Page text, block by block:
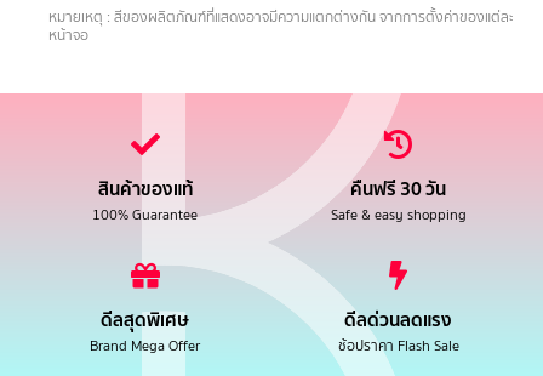
หมายเหตุ : สีของผลิตภัณฑ์ที่แสดงอาจมีความแตกต่างกัน จากการตั้งค่าของแต่ละ
หน้าจอ
สินค้าของแท้
100% Guarantee
คืนฟรี 30 วัน
Safe & easy shopping
ดีลสุดพิเศษ
Brand Mega Offer
ดีลด่วนลดแรง
ช้อปราคา Flash Sale